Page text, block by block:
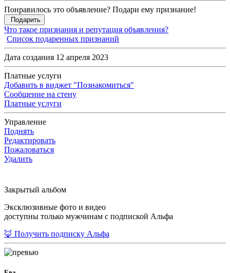
Понравилось это объявление? Подари ему признание!
Подарить
Что такое признания и репутация объявления?
Список подаренных признаний
Дата создания 12 апреля 2023
Платные услуги
Добавить в виджет "Познакомиться"
Сообщение на стену
Платные услуги
Управление
Поднять
Редактировать
Пожаловаться
Удалить
Закрытый альбом
Эксклюзивные фото и видео
доступны только мужчинам с подпиской Альфа
🦊 Получить подписку Альфа